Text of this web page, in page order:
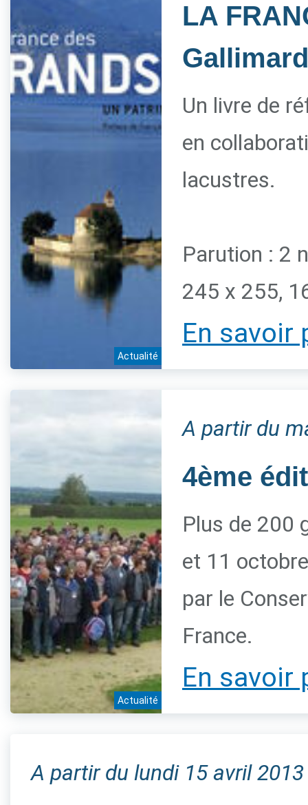
Actualité
LA
Gallimard
Un livre de
en
lacustres.
Parution : 2
245 x 255,
En savoir
Actualité
A partir du
4ème
Plus de 200
et 11
par le
France.
En savoir
A partir du lundi 15 avril 2013